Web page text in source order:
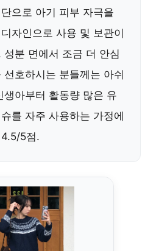
으로 아기 피부 자극을
자인으로 사용 및 보관이
성분 면에서 조금 더 안심
호하시는 분들께는 아쉬
생아부터 활동량 많은 유
를 자주 사용하는 가정에
5점.